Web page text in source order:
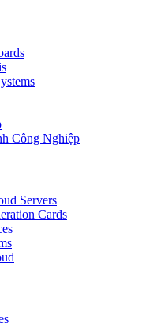
Công Nghiệp
Servers
Cards